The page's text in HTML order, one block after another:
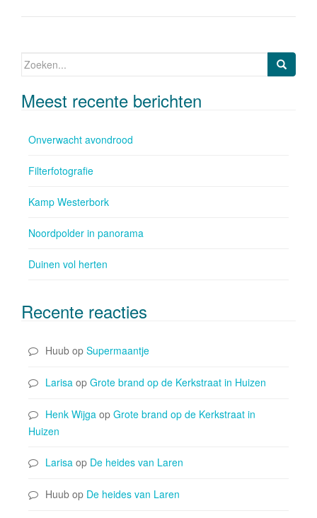
Zoeken naar:
Meest recente berichten
Onverwacht avondrood
Filterfotografie
Kamp Westerbork
Noordpolder in panorama
Duinen vol herten
Recente reacties
Huub op Supermaantje
Larisa op Grote brand op de Kerkstraat in Huizen
Henk Wijga op Grote brand op de Kerkstraat in
Huizen
Larisa op De heides van Laren
Huub op De heides van Laren